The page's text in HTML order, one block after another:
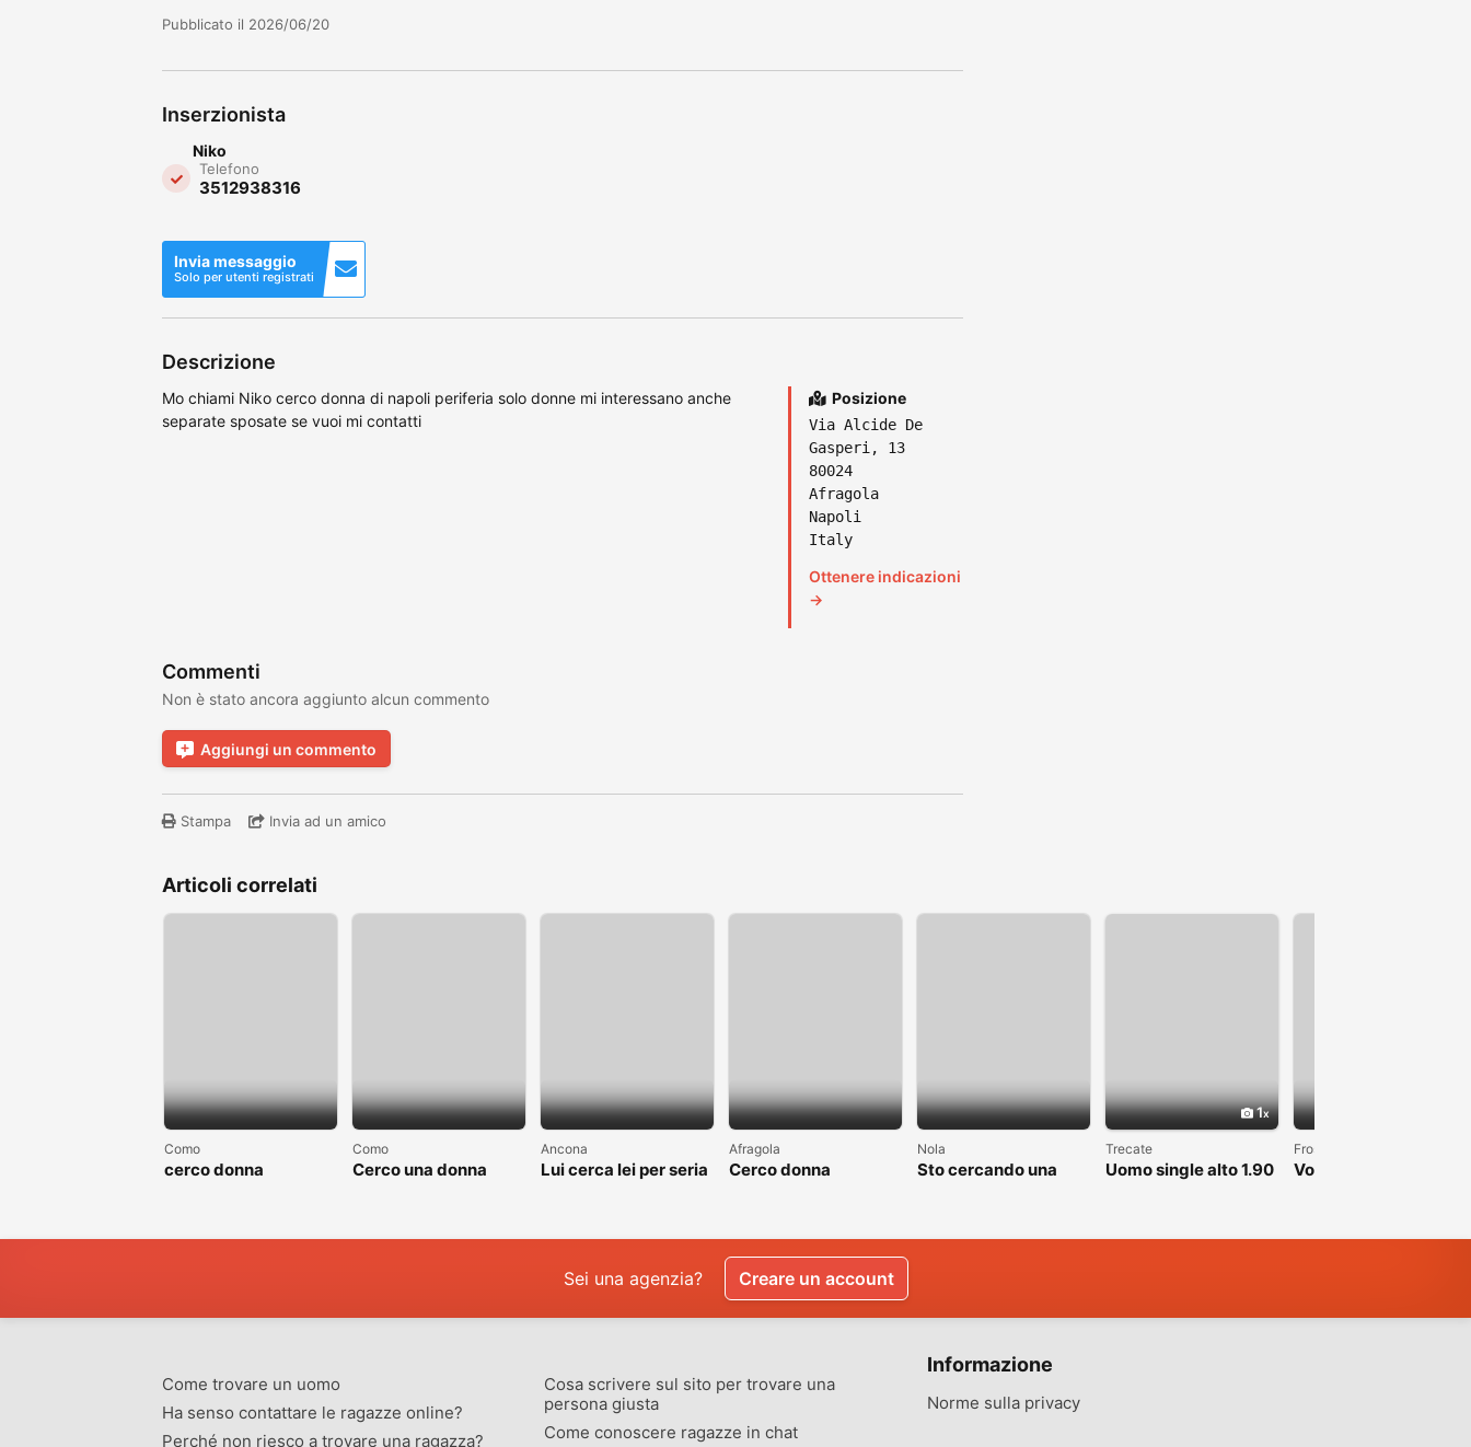
Pubblicato il 2026/06/20
Inserzionista
Niko
Telefono
3512938316
Invia messaggio
Solo per utenti registrati
Descrizione
Mo chiami Niko cerco donna di napoli periferia solo donne mi interessano anche
separate sposate se vuoi mi contatti
Posizione
Via Alcide De
Gasperi, 13
80024
Afragola
Napoli
Italy
Ottenere indicazioni
→
Commenti
Non è stato ancora aggiunto alcun commento
Aggiungi un commento
Stampa Invia ad un amico
Articoli correlati
Como
cerco donna
Como
Cerco una donna
Ancona
Lui cerca lei per seria
Afragola
Cerco donna
Nola
Sto cercando una
1
Trecate
Uomo single alto 1.90
Frosinone
Voglio conoscere una
Sei una agenzia? Creare un account
Come trovare un uomo
Ha senso contattare le ragazze online?
Perché non riesco a trovare una ragazza?
Cosa scrivere sul sito per trovare una
persona giusta
Come conoscere ragazze in chat
Informazione
Norme sulla privacy